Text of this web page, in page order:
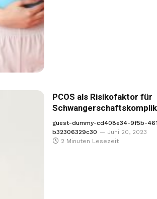
PCOS als Risikofaktor für
guest-dummy-cd408e34-9f5b-
b32306329c30
Juni 20, 2023
2 Minuten Lesezeit